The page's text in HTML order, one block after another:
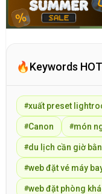
🔥Keywords HOT
#xuất preset
#Canon #món
#du lịch cần giờ
#web đặt vé máy
#web đặt phòng